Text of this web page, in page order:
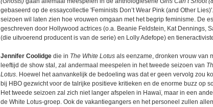
gebaseerd op de essaycollectie 'Feminists Don’t Wear Pink (and Other
seizoen wil laten zien hoe vrouwen omgaan met het begrip feminisme. De
geschreven door Hollywood actrices (o.a. Beanie Feldstein, Kat Dennings,
(die uitvoerend producent is van de serie) en Lolly Adefope) en
Jennifer Coolidge die in The White Lotus als eenzame, dronken vrouw van
leeftijd de show stal, zal andermaal meespelen in het tweede seizoen van
Lotus. Hoewel het aanvankelijk de bedoeling was dat er geen vervolg zou
bij HBO gezwicht voor de talrijke positieve kritieken en de enorme buzz op
Het tweede seizoen zal zich niet langer afspelen in Hawaï, maar in een
de White Lotus-groep. Ook de vakantiegangers en het personeel zullen